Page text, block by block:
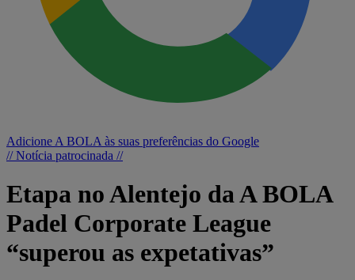
Adicione A BOLA às suas preferências do Google
// Notícia patrocinada //
Etapa no Alentejo da A BOLA
Padel Corporate League
“superou as expetativas”